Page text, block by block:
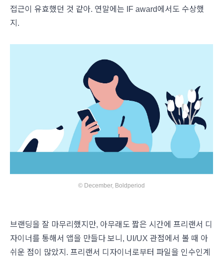
접근이 유효했던 것 같아. 연말에는 IF award에서도 수상했
지.
© December, Boldperiod
브랜딩을 잘 마무리했지만, 아무래도 짧은 시간에 프리랜서 디
자이너를 통해서 앱을 만들다 보니, UI/UX 관점에서 볼 때 아
쉬운 점이 많았지. 프리랜서 디자이너로부터 파일을 인수인계